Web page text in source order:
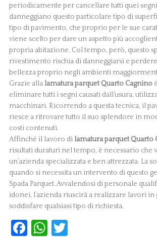
periodicamente per cancellare tutti quei
danneggiano questo particolare tipo di
tipo di pavimento, che proprio per le sue
viene scelto per dare un aspetto più
propria abitazione. Col tempo, però, questo
rivestimento rischia di danneggiarsi e
bellezza proprio negli ambienti
Grazie alla lamatura parquet Quarto Cagnino
eliminare tutti i segni causati dall’usura,
macchinari. Ricorrendo a questa tecnica, il
riesce a ritrovare tutto il suo splendore in
costi contenuti.
Affinché il lavoro di lamatura parquet Quarto
risultati duraturi nel tempo, è necessario che
un’azienda specializzata e ben attrezzata. La
quando si necessita un intervento di questo
Spada Parquet. Avvalendosi di personale
idonei, l’azienda riuscirà a realizzare lavori in
soddisfare qualsiasi tipo di richiesta.
Facebook
WhatsApp